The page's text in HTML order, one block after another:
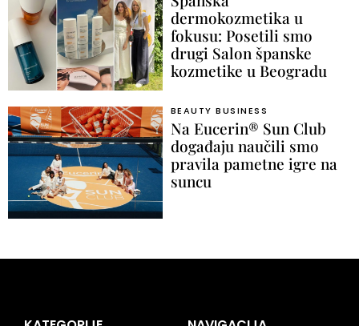
dermokozmetika u
fokusu: Posetili smo
drugi Salon španske
kozmetike u Beogradu
BEAUTY BUSINESS
Na Eucerin® Sun Club
događaju naučili smo
pravila pametne igre na
suncu